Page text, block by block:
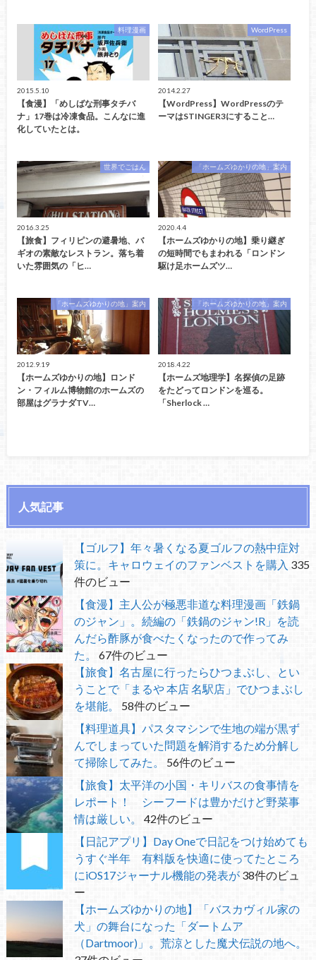
料理漫画
2015.5.10
【食漫】「めしばな刑事タチバ
ナ」17巻は冷凍食品。こんなに進
化していたとは。
WordPress
2014.2.27
【WordPress】WordPressのテ
ーマはSTINGER3にすること…
世界でごはん
2016.3.25
【旅食】フィリピンの避暑地、バ
ギオの素敵なレストラン。落ち着
いた雰囲気の「ヒ…
「ホームズゆかりの地」案内
2020.4.4
【ホームズゆかりの地】乗り継ぎ
の短時間でもまわれる「ロンドン
駆け足ホームズツ…
「ホームズゆかりの地」案内
2012.9.19
【ホームズゆかりの地】ロンド
ン・フィルム博物館のホームズの
部屋はグラナダTV…
「ホームズゆかりの地」案内
2018.4.22
【ホームズ地理学】名探偵の足跡
をたどってロンドンを巡る。
「Sherlock …
人気記事
【ゴルフ】年々暑くなる夏ゴルフの熱中症対
策に。キャロウェイのファンベストを購入 335
件のビュー
【食漫】主人公が極悪非道な料理漫画「鉄鍋
のジャン」。続編の「鉄鍋のジャン!R」を読
んだら酢豚が食べたくなったので作ってみ
た。
67件のビュー
【旅食】名古屋に行ったらひつまぶし、とい
うことで「まるや 本店 名駅店」でひつまぶし
を堪能。
58件のビュー
【料理道具】パスタマシンで生地の端が黒ず
んでしまっていた問題を解消するため分解し
て掃除してみた。
56件のビュー
【旅食】太平洋の小国・キリバスの食事情を
レポート！ シーフードは豊かだけど野菜事
情は厳しい。
42件のビュー
【日記アプリ】Day Oneで日記をつけ始めても
うすぐ半年 有料版を快適に使ってたところ
にiOS17ジャーナル機能の発表が 38件のビュ
ー
【ホームズゆかりの地】「バスカヴィル家の
犬」の舞台になった「ダートムア
（Dartmoor)」。荒涼とした魔犬伝説の地へ。